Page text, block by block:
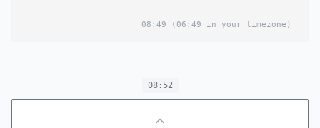
08:49 (06:49 in your timezone)
08:52